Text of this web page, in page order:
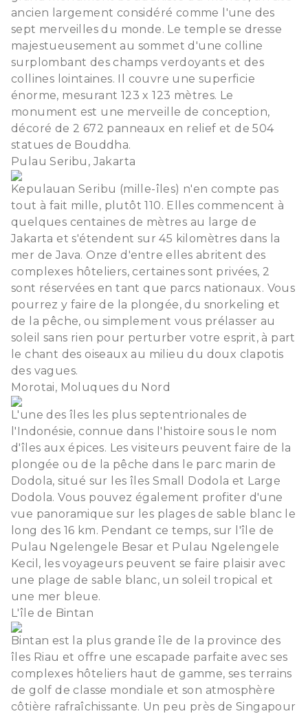
ancien largement considéré comme l'une des
sept merveilles du monde. Le temple se dresse
majestueusement au sommet d'une colline
surplombant des champs verdoyants et des
collines lointaines. Il couvre une superficie
énorme, mesurant 123 x 123 mètres. Le
monument est une merveille de conception,
décoré de 2 672 panneaux en relief et de 504
statues de Bouddha.
Pulau Seribu, Jakarta
Kepulauan Seribu (mille-îles) n'en compte pas
tout à fait mille, plutôt 110. Elles commencent à
quelques centaines de mètres au large de
Jakarta et s'étendent sur 45 kilomètres dans la
mer de Java. Onze d'entre elles abritent des
complexes hôteliers, certaines sont privées, 2
sont réservées en tant que parcs nationaux. Vous
pourrez y faire de la plongée, du snorkeling et
de la pêche, ou simplement vous prélasser au
soleil sans rien pour perturber votre esprit, à part
le chant des oiseaux au milieu du doux clapotis
des vagues.
Morotai, Moluques du Nord
L'une des îles les plus septentrionales de
l'Indonésie, connue dans l'histoire sous le nom
d'îles aux épices. Les visiteurs peuvent faire de la
plongée ou de la pêche dans le parc marin de
Dodola, situé sur les îles Small Dodola et Large
Dodola. Vous pouvez également profiter d'une
vue panoramique sur les plages de sable blanc le
long des 16 km. Pendant ce temps, sur l'île de
Pulau Ngelengele Besar et Pulau Ngelengele
Kecil, les voyageurs peuvent se faire plaisir avec
une plage de sable blanc, un soleil tropical et
une mer bleue.
L'île de Bintan
Bintan est la plus grande île de la province des
îles Riau et offre une escapade parfaite avec ses
complexes hôteliers haut de gamme, ses terrains
de golf de classe mondiale et son atmosphère
côtière rafraîchissante. Un peu près de Singapour